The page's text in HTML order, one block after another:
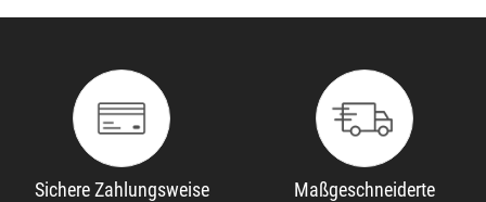
Sichere Zahlungsweise
Maßgeschneiderte